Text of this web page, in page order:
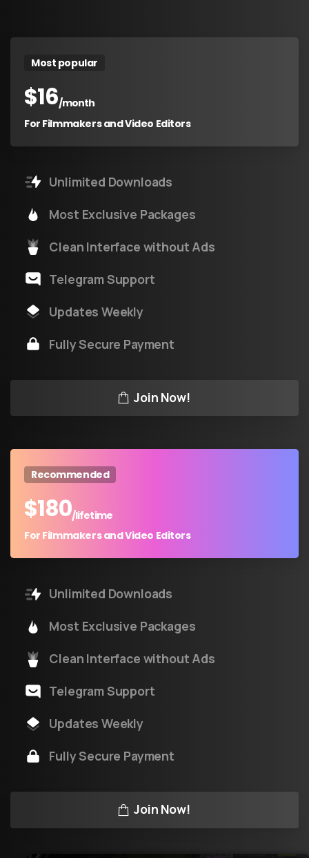
Most popular
$16/month
For Filmmakers and Video Editors
Unlimited Downloads
Most Exclusive Packages
Clean Interface without Ads
Telegram Support
Updates Weekly
Fully Secure Payment
Join Now!
Recommended
$180/lifetime
For Filmmakers and Video Editors
Unlimited Downloads
Most Exclusive Packages
Clean Interface without Ads
Telegram Support
Updates Weekly
Fully Secure Payment
Join Now!